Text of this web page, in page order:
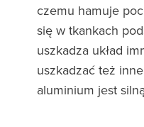
czemu hamuje
się w tkankach
uszkadza układ
uszkadzać też
aluminium jest